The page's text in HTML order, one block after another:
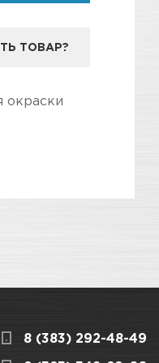
ТОВАР?
окраски
И КОНТАКТЫ
8 (383) 292-48-49